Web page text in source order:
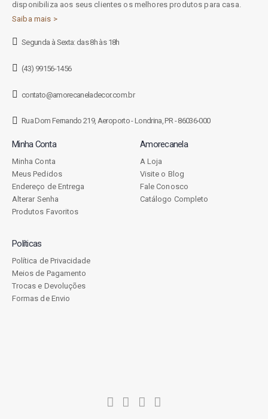
disponibiliza aos seus clientes os melhores produtos para casa.
Saiba mais >
Segunda à Sexta: das 8h às 18h
(43) 99156-1456
contato@amorecaneladecor.com.br
Rua Dom Fernando 219, Aeroporto - Londrina, PR - 86036-000
Minha Conta
Minha Conta
Meus Pedidos
Endereço de Entrega
Alterar Senha
Produtos Favoritos
Amorecanela
A Loja
Visite o Blog
Fale Conosco
Catálogo Completo
Políticas
Política de Privacidade
Meios de Pagamento
Trocas e Devoluções
Formas de Envio